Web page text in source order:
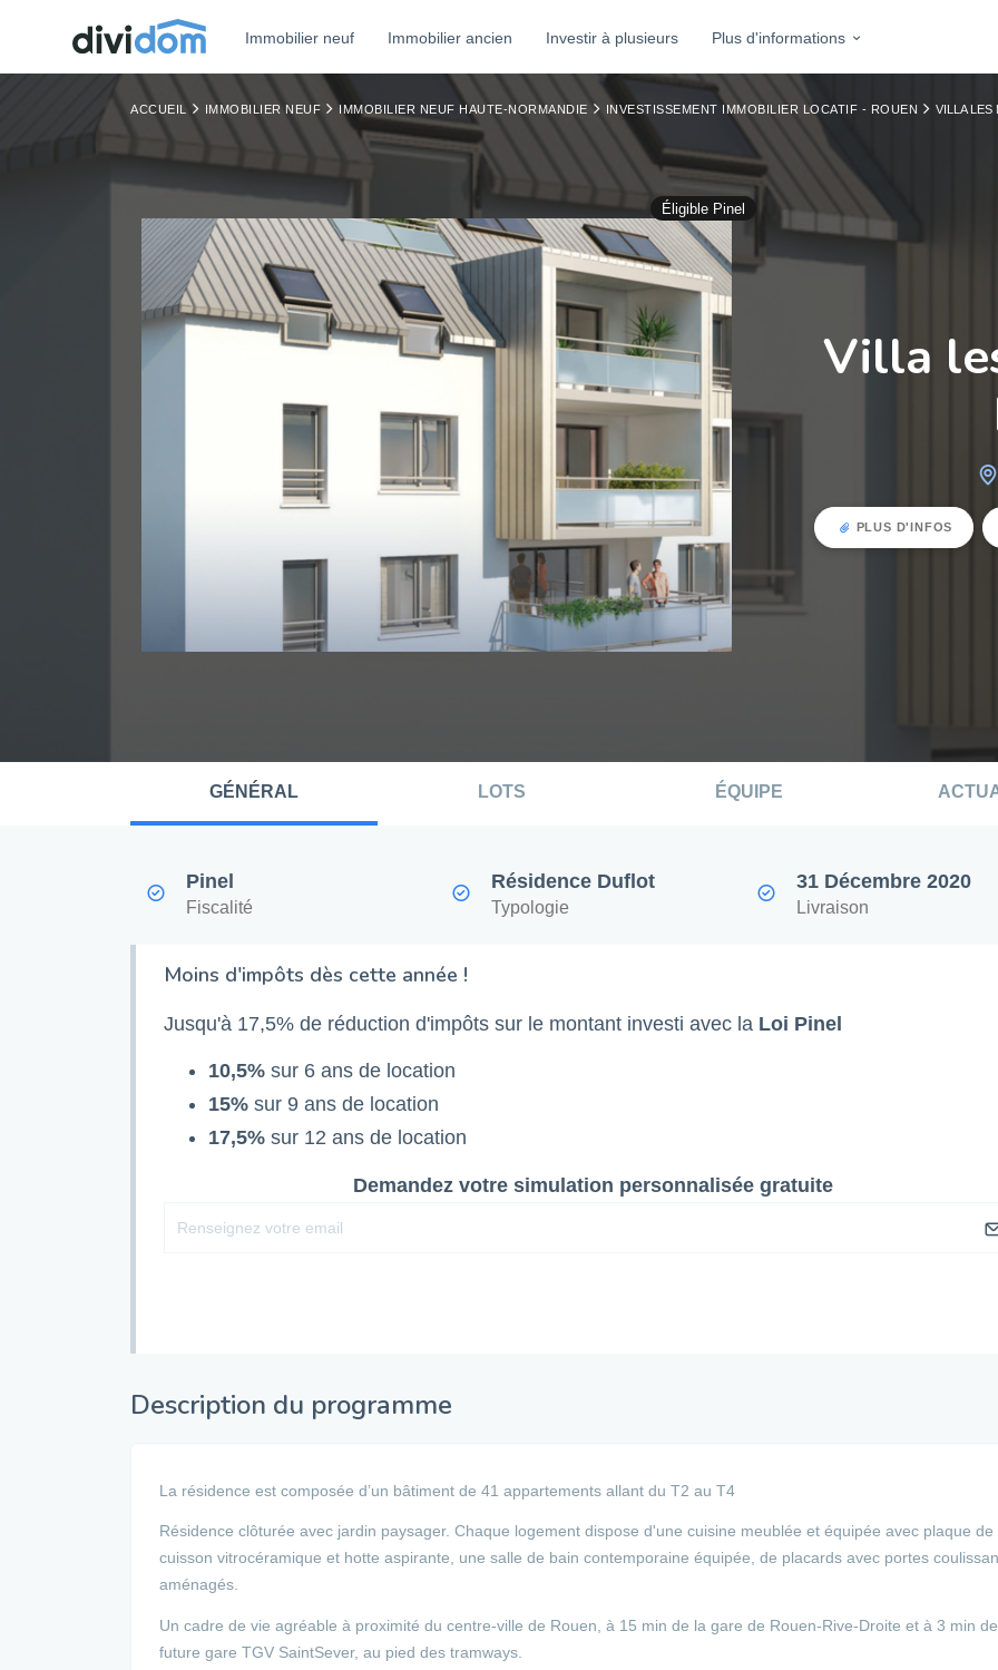
Immobilier neuf Immobilier ancien Investir à plusieurs Plus d'informations
ACCUEIL IMMOBILIER NEUF IMMOBILIER NEUF HAUTE-NORMANDIE INVESTISSEMENT IMMOBILIER LOCATIF - ROUEN VILLA LES
Éligible Pinel
Villa
PLUS D'INFOS
GÉNÉRAL LOTS ÉQUIPE
Pinel
Fiscalité
Résidence Duflot
Typologie
31 Décembre 2020
Livraison
Moins d'impôts dès cette année !
Jusqu'à 17,5% de réduction d'impôts sur le montant investi avec la Loi Pinel
10,5% sur 6 ans de location
15% sur 9 ans de location
17,5% sur 12 ans de location
Demandez votre simulation personnalisée gratuite
Description du programme
La résidence est composée d’un bâtiment de 41 appartements allant du T2 au T4
Résidence clôturée avec jardin paysager. Chaque logement dispose d'une cuisine meublée et équipée avec plaque de
cuisson vitrocéramique et hotte aspirante, une salle de bain contemporaine équipée, de placards avec portes
aménagés.
Un cadre de vie agréable à proximité du centre-ville de Rouen, à 15 min de la gare de Rouen-Rive-Droite et à 3 min
future gare TGV SaintSever, au pied des tramways.